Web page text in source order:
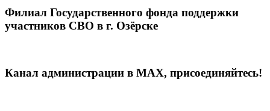
Филиал Государственного фонда поддержки
участников СВО в г. Озёрске
Канал администрации в МАХ, присоединяйтесь!